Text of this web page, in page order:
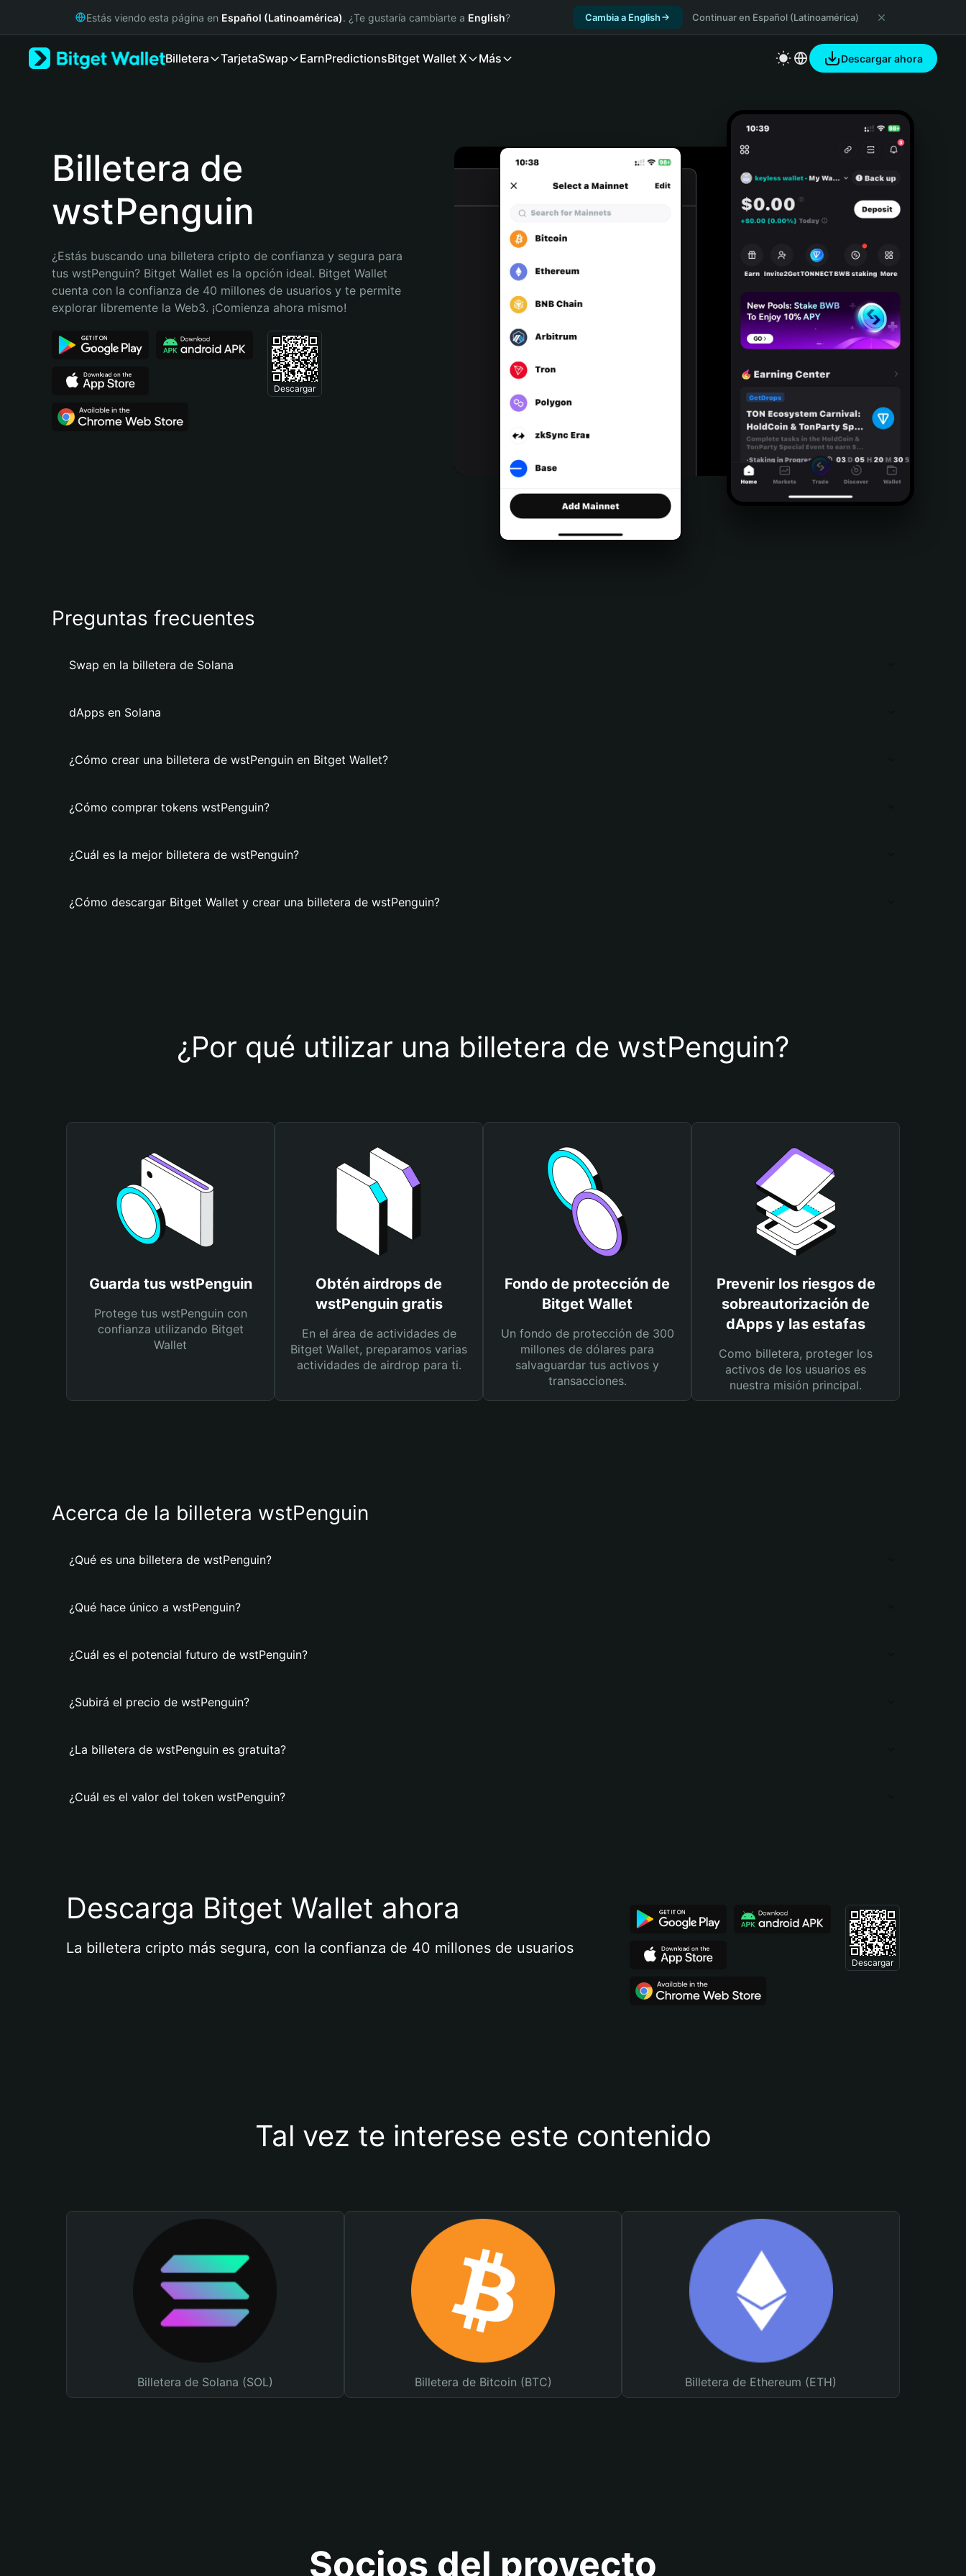
Русский
Português (Portugal)
Bahasa Indonesia
Português (Brasil)
Español (Argentina)
Estás viendo esta página en Español (Latinoamérica). ¿Te gustaría cambiarte a English? Cambia a English Continuar en Español (Latinoamérica)
Billetera TarjetaSwap EarnPredictionsBitget Wallet X Más Descargar ahora
Billetera de
wstPenguin
¿Estás buscando una billetera cripto de confianza y segura para
tus wstPenguin? Bitget Wallet es la opción ideal. Bitget Wallet
cuenta con la confianza de 40 millones de usuarios y te permite
explorar libremente la Web3. ¡Comienza ahora mismo!
Descargar
Preguntas frecuentes
Swap en la billetera de Solana
dApps en Solana
¿Cómo crear una billetera de wstPenguin en Bitget Wallet?
¿Cómo comprar tokens wstPenguin?
¿Cuál es la mejor billetera de wstPenguin?
¿Cómo descargar Bitget Wallet y crear una billetera de wstPenguin?
¿Por qué utilizar una billetera de wstPenguin?
Guarda tus wstPenguin
Protege tus wstPenguin con
confianza utilizando Bitget
Wallet
Obtén airdrops de
wstPenguin gratis
En el área de actividades de
Bitget Wallet, preparamos varias
actividades de airdrop para ti.
Fondo de protección de
Bitget Wallet
Un fondo de protección de 300
millones de dólares para
salvaguardar tus activos y
transacciones.
Prevenir los riesgos de
sobreautorización de
dApps y las estafas
Como billetera, proteger los
activos de los usuarios es
nuestra misión principal.
Acerca de la billetera wstPenguin
¿Qué es una billetera de wstPenguin?
¿Qué hace único a wstPenguin?
¿Cuál es el potencial futuro de wstPenguin?
¿Subirá el precio de wstPenguin?
¿La billetera de wstPenguin es gratuita?
¿Cuál es el valor del token wstPenguin?
Descarga Bitget Wallet ahora
La billetera cripto más segura, con la confianza de 40 millones de usuarios
Descargar
Tal vez te interese este contenido
Billetera de Solana (SOL) Billetera de Bitcoin (BTC) Billetera de Ethereum (ETH)
Socios del proyecto